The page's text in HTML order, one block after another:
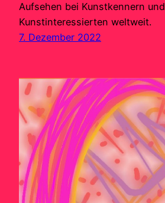
Aufsehen bei Kunstkennern und
Kunstinteressierten weltweit.
7. Dezember 2022